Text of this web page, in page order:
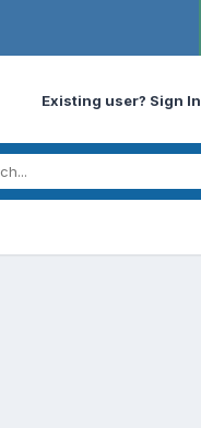
Existing user? Sign In